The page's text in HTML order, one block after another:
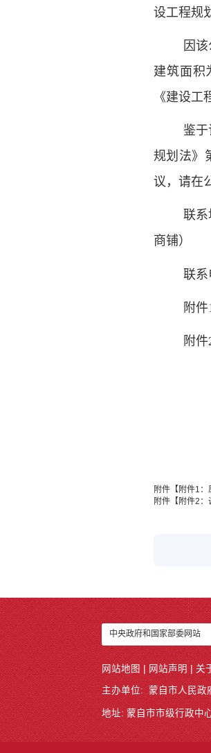
设工程规
因
建筑面积
《建设工
鉴
规划法》
议，请在
联
商铺）
联系
附件
附件
附件【 附件1：
附件【 附件2：
中央政府和国家部委网站
网站地图 网站声明 关
主办单位: 蒙自市人民政
地址: 蒙自市市级行政中